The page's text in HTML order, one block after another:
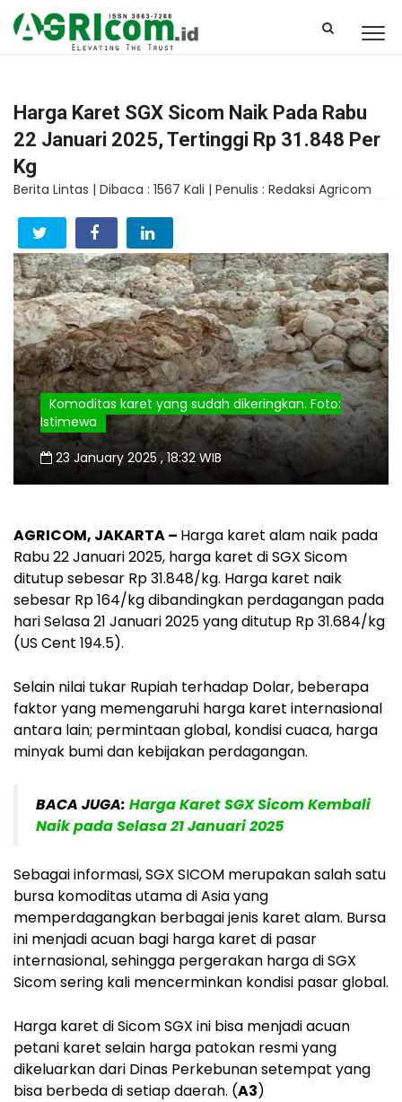
Harga Karet SGX Sicom Naik Pada Rabu
22 Januari 2025, Tertinggi Rp 31.848 Per
Kg
Berita Lintas | Dibaca : 1567 Kali | Penulis : Redaksi Agricom
Komoditas karet yang sudah dikeringkan. Foto:
Istimewa
23 January 2025 , 18:32 WIB
AGRICOM, JAKARTA – Harga karet alam naik pada
Rabu 22 Januari 2025, harga karet di SGX Sicom
ditutup sebesar Rp 31.848/kg. Harga karet naik
sebesar Rp 164/kg dibandingkan perdagangan pada
hari Selasa 21 Januari 2025 yang ditutup Rp 31.684/kg
(US Cent 194.5).
Selain nilai tukar Rupiah terhadap Dolar, beberapa
faktor yang memengaruhi harga karet internasional
antara lain; permintaan global, kondisi cuaca, harga
minyak bumi dan kebijakan perdagangan.
BACA JUGA: Harga Karet SGX Sicom Kembali
Naik pada Selasa 21 Januari 2025
Sebagai informasi, SGX SICOM merupakan salah satu
bursa komoditas utama di Asia yang
memperdagangkan berbagai jenis karet alam. Bursa
ini menjadi acuan bagi harga karet di pasar
internasional, sehingga pergerakan harga di SGX
Sicom sering kali mencerminkan kondisi pasar global.
Harga karet di Sicom SGX ini bisa menjadi acuan
petani karet selain harga patokan resmi yang
dikeluarkan dari Dinas Perkebunan setempat yang
bisa berbeda di setiap daerah. (A3)